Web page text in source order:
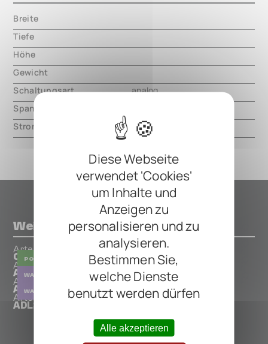
Diese Webseite
verwendet 'Cookies'
um Inhalte und
Anzeigen zu
personalisieren und zu
analysieren.
Bestimmen Sie,
welche Dienste
benutzt werden dürfen
Alle akzeptieren
Breite
Tiefe
Höhe
Gewicht
Schaltungsart
analog
Spannung
Strom
14mA
Weitere Pedals von Artec
POWER SUPPLY
Artec
CPB-12 Power Brick
WAH
Artec
APW-5 Dual Mode Power Wah
WAH
Artec
APW-7 Dual Mode Whish Wah
Artec
ADL2 Analog Delay
ALLE ARTEC PEDALS